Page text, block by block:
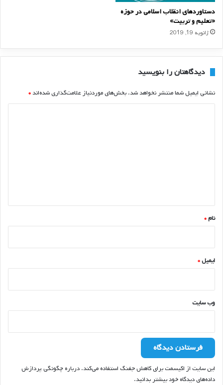
دستاوردهای انقلاب اسلامی در حوزه
«تعلیم و تربیت»
ژانویه 19, 2019
دیدگاهتان را بنویسید
نشانی ایمیل شما منتشر نخواهد شد. بخش‌های موردنیاز علامت‌گذاری شده‌اند *
نام*
ایمیل*
وب‌ سایت
این سایت از اکیسمت برای کاهش جفنگ استفاده می‌کند. درباره چگونگی پردازش
داده‌های دیدگاه خود بیشتر بدانید.